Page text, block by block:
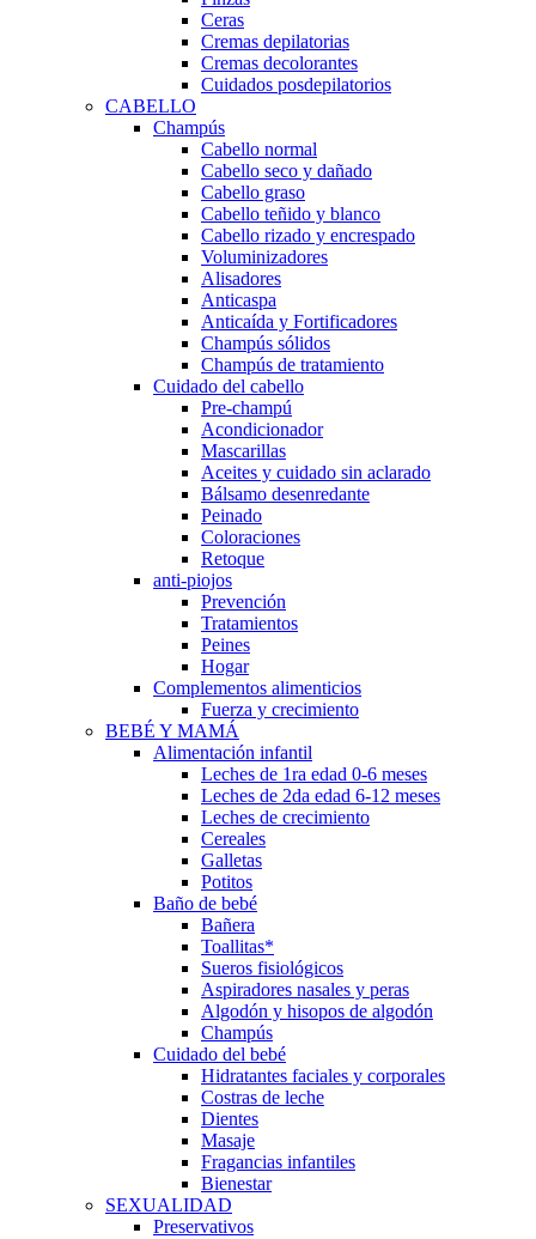
Ceras
Cremas depilatorias
Cremas decolorantes
Cuidados posdepilatorios
CABELLO
Champús
Cabello normal
Cabello seco y dañado
Cabello graso
Cabello teñido y blanco
Cabello rizado y encrespado
Voluminizadores
Alisadores
Anticaspa
Anticaída y Fortificadores
Champús sólidos
Champús de tratamiento
Cuidado del cabello
Pre-champú
Acondicionador
Mascarillas
Aceites y cuidado sin aclarado
Bálsamo desenredante
Peinado
Coloraciones
Retoque
anti-piojos
Prevención
Tratamientos
Peines
Hogar
Complementos alimenticios
Fuerza y crecimiento
BEBÉ Y MAMÁ
Alimentación infantil
Leches de 1ra edad 0-6 meses
Leches de 2da edad 6-12 meses
Leches de crecimiento
Cereales
Galletas
Potitos
Baño de bebé
Bañera
Toallitas*
Sueros fisiológicos
Aspiradores nasales y peras
Algodón y hisopos de algodón
Champús
Cuidado del bebé
Hidratantes faciales y corporales
Costras de leche
Dientes
Masaje
Fragancias infantiles
Bienestar
SEXUALIDAD
Preservativos